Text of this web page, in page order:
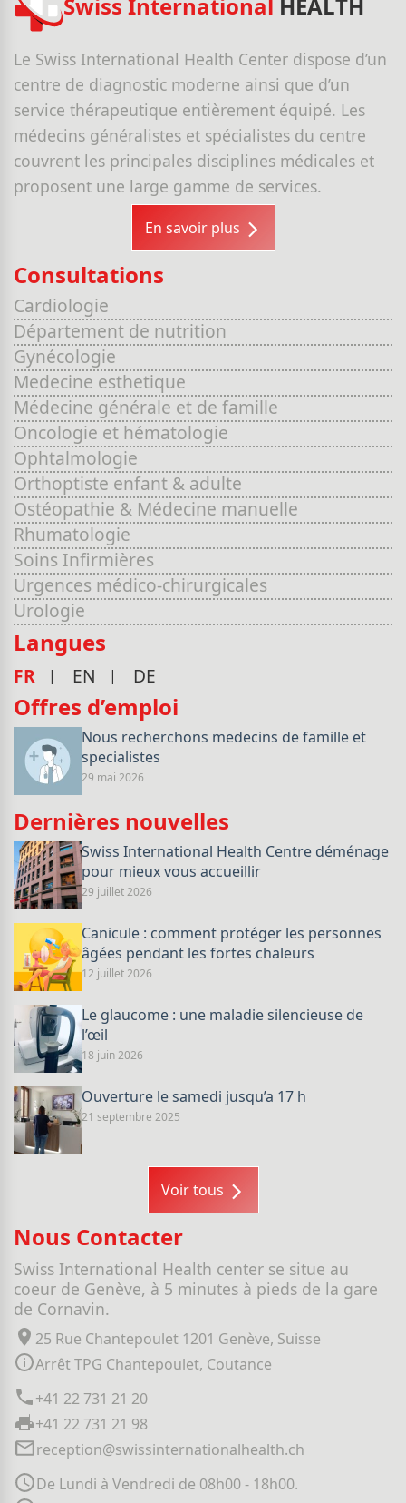
Swiss International HEALTH
Le Swiss International Health Center dispose d’un
centre de diagnostic moderne ainsi que d’un
service thérapeutique entièrement équipé. Les
médecins généralistes et spécialistes du centre
couvrent les principales disciplines médicales et
proposent une large gamme de services.
En savoir plus
Consultations
Cardiologie
Département de nutrition
Gynécologie
Medecine esthetique
Médecine générale et de famille
Oncologie et hématologie
Ophtalmologie
Orthoptiste enfant & adulte
Ostéopathie & Médecine manuelle
Rhumatologie
Soins Infirmières
Urgences médico-chirurgicales
Urologie
Langues
FR EN DE
Offres d’emploi
Nous recherchons medecins de famille et
specialistes
29 mai 2026
Dernières nouvelles
Swiss International Health Centre déménage
pour mieux vous accueillir
29 juillet 2026
Canicule : comment protéger les personnes
âgées pendant les fortes chaleurs
12 juillet 2026
Le glaucome : une maladie silencieuse de
l’œil
18 juin 2026
Ouverture le samedi jusqu’a 17 h
21 septembre 2025
Voir tous
Nous Contacter
Swiss International Health center se situe au
coeur de Genève, à 5 minutes à pieds de la gare
de Cornavin.
25 Rue Chantepoulet 1201 Genève, Suisse
Arrêt TPG Chantepoulet, Coutance
+41 22 731 21 20
+41 22 731 21 98
reception@swissinternationalhealth.ch
De Lundi à Vendredi de 08h00 - 18h00.